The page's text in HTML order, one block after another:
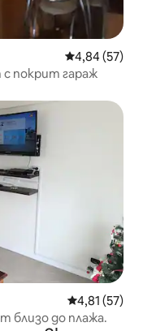
Средна
4,84 (57)
покрит гараж
Средна
4,81 (57)
близо до плажа.